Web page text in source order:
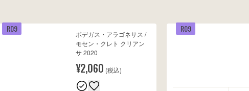
R09
ボデガス・アラゴネサス /
モセン・クレト クリアン
サ 2020
¥2,060 (税込)
R09